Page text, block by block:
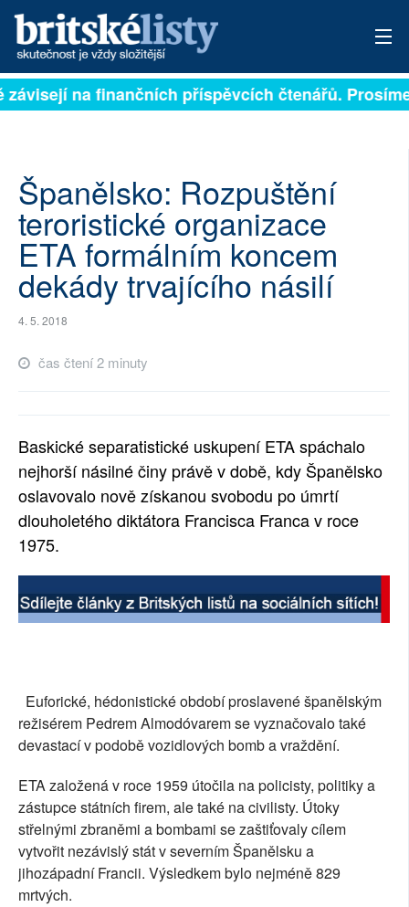
PŘIHLÁSIT
ARCHIV
ROZHOVORY
TÉMATA
NEJČTENĚJŠÍ ZA 7 DNÍ
RUBRIKY
PLNÁ VERZE STRÁNEK
na finančních příspěvcích čtenářů.
Španělsko: Rozpuštění
teroristické organizace
ETA formálním koncem
dekády trvajícího násilí
4. 5. 2018
čas čtení 2 minuty
Baskické separatistické uskupení ETA spáchalo
nejhorší násilné činy právě v době, kdy Španělsko
oslavovalo nově získanou svobodu po úmrtí
dlouholetého diktátora Francisca Franca v roce
1975.
Euforické, hédonistické období proslavené španělským
režisérem Pedrem Almodóvarem se vyznačovalo také
devastací v podobě vozidlových bomb a vraždění.
ETA založená v roce 1959 útočila na policisty, politiky a
zástupce státních firem, ale také na civilisty. Útoky
střelnými zbraněmi a bombami se zaštiťovaly cílem
vytvořit nezávislý stát v severním Španělsku a
jihozápadní Francii. Výsledkem bylo nejméně 829
mrtvých.